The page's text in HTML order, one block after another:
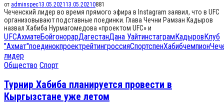
от adminspec13.05.2021 13.05.20210881
Чеченский лидер во время прямого эфира в Instagram заявил, что в UFC
организовывают подставные поединки. Глава Чечни Рамзан Кадыров
назвал Хабиба Нурмагомедова «проектом UFC» и
UFCАхматеБойгонорарДагестанДана УайтинстаграмКадыровКлуб
"Ахмат"поединокпроектрейтингроссияСпортспенХабибчемпион
лидер
Общество Спорт
Турнир Хабиба планируется провести в
Кыргызстане уже летом